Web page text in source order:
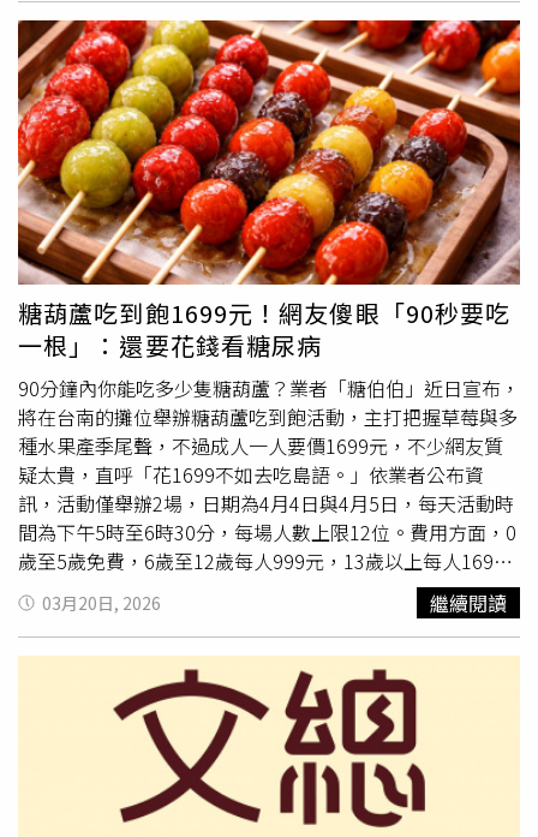
的飲食文化與農產特色。他並於現場頒贈「台南農產物PR
大使」予台灣祭執行委員會社長片岡健一，感謝對方長年協
助推廣台南農漁特產品。此外，活動中亦設置「台南選物
（Tainan Select）」專區，展售鳳梨酥、芒果與鳳梨果乾、
虱目魚酥、肉燥及芝麻糕等台南特色伴手禮，進一步提升台
南農漁產品在日本市場的曝光度。除東京場外，黃偉哲也前
往群馬縣太田市，參與同步舉行的「台灣祭in群馬太田2026
—台南燈會—」，並於現場發送台南果乾供民眾試吃，吸引
不少人潮參與，反應熱烈。台南市府表示，期盼透過此類國
際行銷活動，持續深化台南與日本市場的交流合作，並提升
農漁特產品外銷成效。
糖葫蘆吃到飽1699元！網友傻眼「90秒要吃
一根」：還要花錢看糖尿病
90分鐘內你能吃多少隻糖葫蘆？業者「糖伯伯」近日宣布，
將在台南的攤位舉辦糖葫蘆吃到飽活動，主打把握草莓與多
種水果產季尾聲，不過成人一人要價1699元，不少網友質
疑太貴，直呼「花1699不如去吃島語。」依業者公布資
訊，活動僅舉辦2場，日期為4月4日與4月5日，每天活動時
間為下午5時至6時30分，每場人數上限12位。費用方面，0
歲至5歲免費，6歲至12歲每人999元，13歲以上每人1699
元，報名者須提供相關年齡證明。業者表示，活動提供的糖
葫蘆口味包含大草莓、中草莓、小蘋果、麝香無籽葡萄、番
茄、番茄蜜餞、蜜餞、山楂、番茄葡萄、砂糖橘、燈籠果、
藍莓、櫻桃李、鳥梨、奇異果寶貝及巨無霸綜合等。不過業
者也說明，因水果產季不同，若活動當天無法提供部分口
味，將視情況調整。截止時間為3月28日晚間10時，並需於
3月31日前完成轉帳付款。活動消息曝光後，不少網友對價
格無法接受，指出以成人能吃的量來計算根本不可行，「一
根算你60怎麼可能吃30根，不如去buffet」、「60根你還要
03月20日, 2026 繼續閱讀